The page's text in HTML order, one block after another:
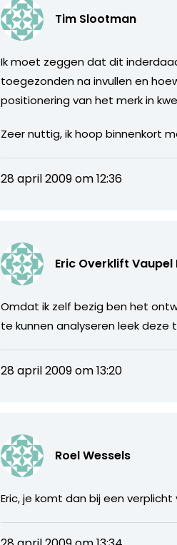
Tim Slootman
Ik moet zeggen dat dit
toegezonden na invullen en
positionering van het merk in
Zeer nuttig, ik hoop binnenkort
28 april 2009 om 12:36
Eric Overklift Vaupel
Omdat ik zelf bezig ben het
te kunnen analyseren leek deze
28 april 2009 om 13:20
Roel Wessels
Eric, je komt dan bij een